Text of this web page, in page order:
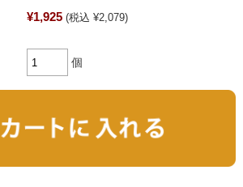
¥1,925 (税込 ¥2,079)
個